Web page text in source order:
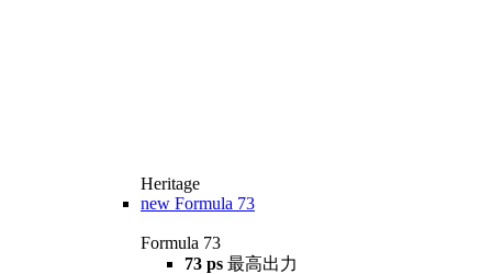
Heritage
new Formula 73
Formula 73
73 ps 最高出力